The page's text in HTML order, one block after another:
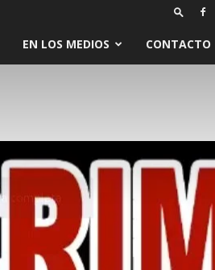
EN LOS MEDIOS CONTACTO